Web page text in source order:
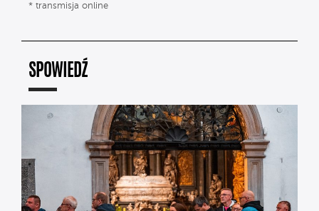
* transmisja online
SPOWIEDŹ